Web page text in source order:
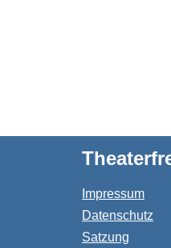
Impressum
Datenschutz
Satzung